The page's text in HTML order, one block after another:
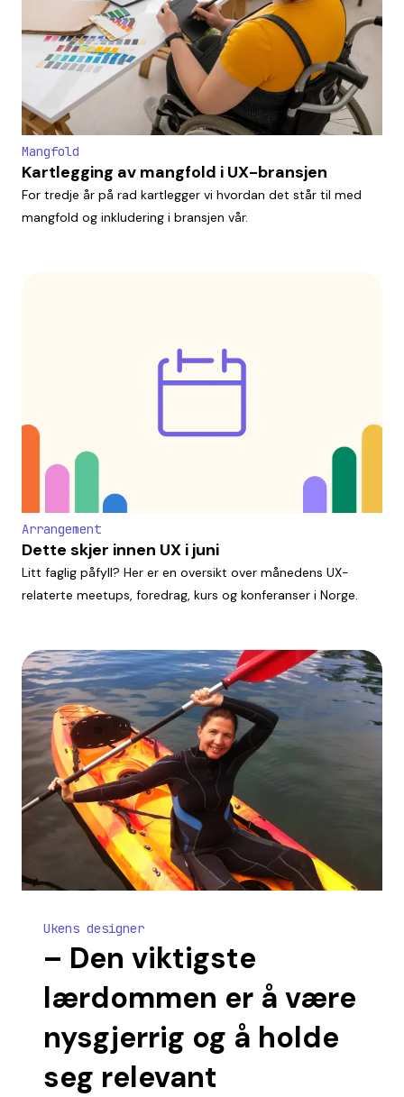
Mangfold
Kartlegging av mangfold i UX-bransjen
For tredje år på rad kartlegger vi hvordan det står til med
mangfold og inkludering i bransjen vår.
Arrangement
Dette skjer innen UX i juni
Litt faglig påfyll? Her er en oversikt over månedens UX-
relaterte meetups, foredrag, kurs og konferanser i Norge.
Ukens designer
– Den viktigste
lærdommen er å være
nysgjerrig og å holde
seg relevant